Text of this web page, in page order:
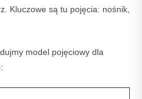
Kluczowe są tu pojęcia: nośnik,
model pojęciowy dla